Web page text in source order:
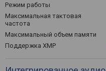
Режим работы
Максимальная тактовая
частота
Максимальный объем памяти
Поддержка XMP